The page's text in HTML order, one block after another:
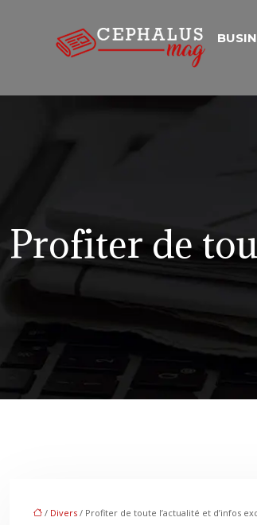
Profiter de
/ Divers / Profiter de toute l’actualité et d’infos